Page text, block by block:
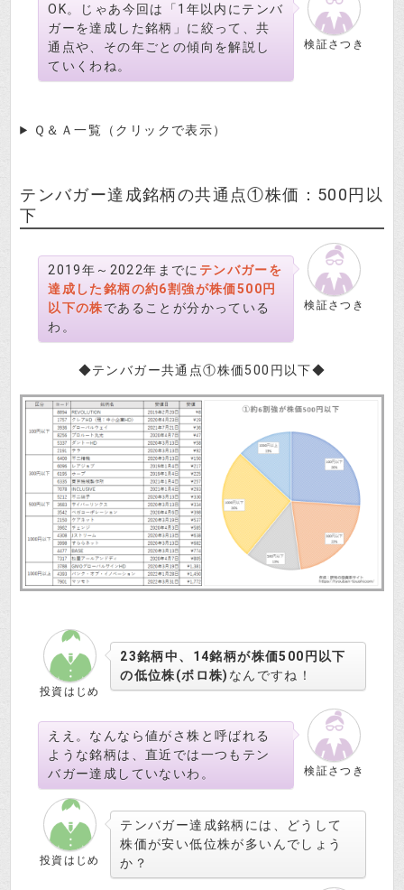
検証さつき
OK。じゃあ今回は「1年以内にテンバ
ガーを達成した銘柄」に絞って、共
通点や、その年ごとの傾向を解説し
ていくわね。
Ｑ＆Ａ一覧（クリックで表示）
テンバガー達成銘柄の共通点①株価：500円以
下
検証さつき
2019年～2022年までに テンバガーを
達成した銘柄の約6割強が株価500円
以下の株であることが分かっている
わ。
◆テンバガー共通点①株価500円以下◆
投資はじめ
23銘柄中、14銘柄が株価500円以下
の低位株(ボロ株) なんですね！
検証さつき
ええ。なんなら値がさ株と呼ばれる
ような銘柄は、直近では一つもテン
バガー達成していないわ。
投資はじめ
テンバガー達成銘柄には、どうして
株価が安い低位株が多いんでしょう
か？